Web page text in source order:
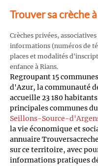
Trouver sa crèche
Crèches privées,
informations (numéros de
places et modalités
enfance à Rians.
Regroupant 15
d'Azur, la communauté
accueille 23 180
principales communes
Seillons-Source-
la vie économique et
annuaire
sur ce territoire, avec
informations pratiques